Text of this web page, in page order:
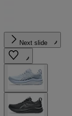
Next slide